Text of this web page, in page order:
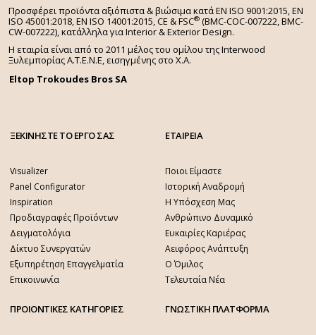
Προσφέρει προϊόντα αξιόπιστα & βιώσιμα κατά EN ISO 9001:2015, EN
ISO 45001:2018, EN ISO 14001:2015, CE & FSC® (BMC-COC-007222, BMC-
CW-007222), κατάλληλα για Interior & Exterior Design.
Η εταιρία είναι από το 2011 μέλος του ομίλου της Interwood
Ξυλεμπορίας Α.Τ.Ε.Ν.Ε, εισηγμένης στο Χ.A.
Eltop Trokoudes Bros SA
ΞΕΚΙΝΗΣΤΕ ΤΟ ΕΡΓΟ ΣΑΣ
Visualizer
Panel Configurator
Inspiration
Προδιαγραφές Προϊόντων
Δειγματολόγια
Δίκτυο Συνεργατών
Εξυπηρέτηση Επαγγελματία
Επικοινωνία
ΕΤΑΙΡΕΙΑ
Ποιοι Είμαστε
Ιστορική Αναδρομή
Η Υπόσχεση Μας
Ανθρώπινο Δυναμικό
Ευκαιρίες Καριέρας
Αειφόρος Ανάπτυξη
Ο Όμιλος
Τελευταία Νέα
ΠΡΟΙΟΝΤΙΚΕΣ ΚΑΤΗΓΟΡΙΕΣ ΓΝΩΣΤΙΚΗ ΠΛΑΤΦΟΡΜΑ